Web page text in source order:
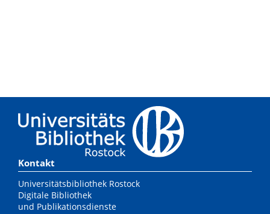
Kontakt
Universitätsbibliothek Rostock
Digitale Bibliothek
und Publikationsdienste